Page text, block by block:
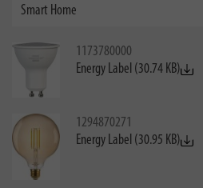
1173780000
Energy Label (30.74 KB)
1294870271
Energy Label (30.95 KB)